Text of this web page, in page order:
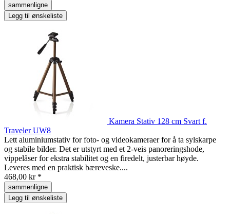
sammenligne
Legg til ønskeliste
Kamera Stativ 128 cm Svart f.
Traveler UW8
Lett aluminiumstativ for foto- og videokameraer for å ta sylskarpe
og stabile bilder. Det er utstyrt med et 2-veis panoreringshode,
vippelåser for ekstra stabilitet og en firedelt, justerbar høyde.
Leveres med en praktisk bæreveske....
468,00 kr *
sammenligne
Legg til ønskeliste